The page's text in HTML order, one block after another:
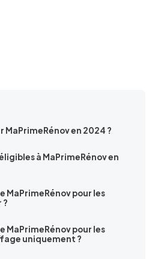
en 2024 ?
à MaPrimeRénov en
MaPrimeRénov pour les
?
MaPrimeRénov pour les
uniquement ?